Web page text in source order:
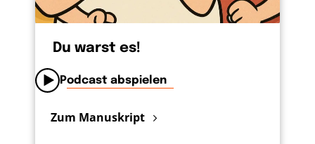
Du warst es!
Podcast abspielen
Zum Manuskript